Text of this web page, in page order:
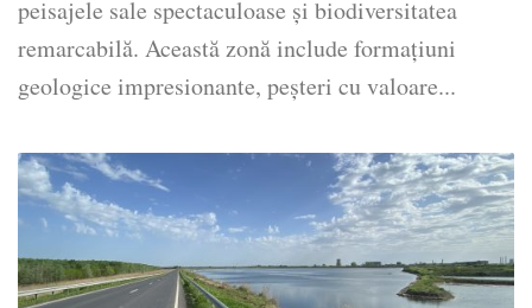
peisajele sale spectaculoase și biodiversitatea
remarcabilă. Această zonă include formațiuni
geologice impresionante, peșteri cu valoare...